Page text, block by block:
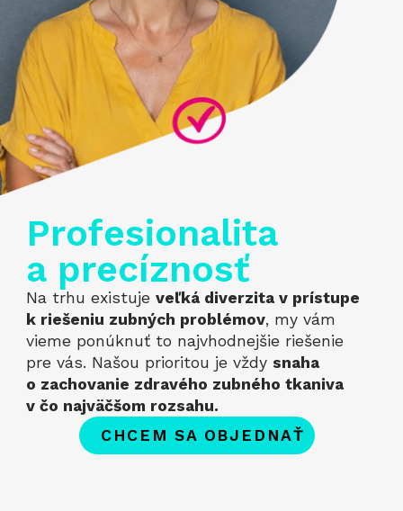
Profesionalita
a precíznosť
Na trhu existuje veľká diverzita v prístupe
k riešeniu zubných problémov, my vám
vieme ponúknuť to najvhodnejšie riešenie
pre vás. Našou prioritou je vždy snaha
o zachovanie zdravého zubného tkaniva
v čo najväčšom rozsahu.
CHCEM SA OBJEDNAŤ